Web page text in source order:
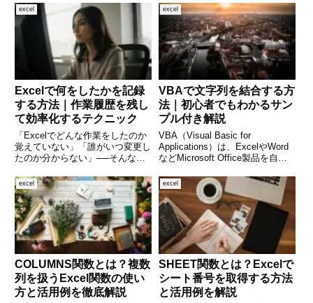
じることはありませんか。そんな
ときに活躍するのが Excelの
AutoFilter（オートフィルター）
です。通常は
だけを合計したり、件数を数えた
りする場面は、業務や家計簿、学
校の成績管理など、さまざまなシ
ーンで登場します。そんなと
excel
Excelで何をしたかを記録
する方法｜作業履歴を残し
て効率化するテクニック
「Excelでどんな作業をしたのか
覚えていない」「誰がいつ変更し
たのか分からない」──そんな経
なツールですが、作業履歴を自動
で残す機能が限られているため、
後から「なぜこの数式が変わった
のか」などを追跡するの
excel
VBAで文字列を結合する方
法｜初心者でもわかるサン
プル付き解説
VBA（Visual Basic for
Applications）は、ExcelやWord
などMicrosoft Office製品を自動
中でも「文字列の結合」は、帳票
の作成やログ出力、メール本文の
作成など、さ
excel
COLUMNS関数とは？複数
列を扱うExcel関数の使い
方と活用例を徹底解説
excel
SHEET関数とは？Excelで
シート番号を取得する方法
と活用例を解説